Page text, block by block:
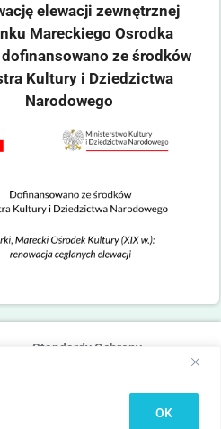
OK
elewacji zewnętrznej
Mareckiego Osrodka
ze środków
Kultury i Dziedzictwa
Narodowego
Standardy Ochrony